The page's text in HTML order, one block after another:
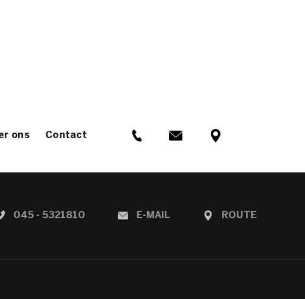
ons Contact
045 - 5321810 E-MAIL ROUTE